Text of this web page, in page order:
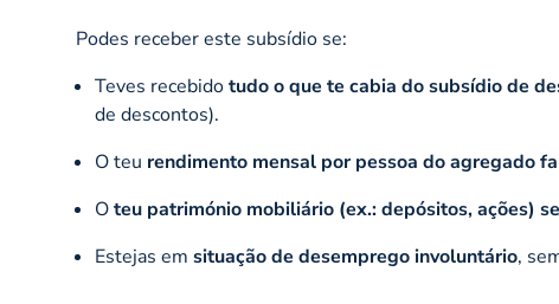
Podes receber este subsídio se:
Teves recebidotudo o que te cabia do subsídio de
de descontos).
O teu rendimento mensal por pessoa do agregado
Oteu património mobiliário (ex.: depósitos, ações)
Estejas em situação de desemprego involuntário,